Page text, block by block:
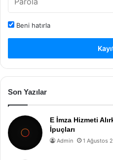
Beni hatırla
Son Yazılar
E İmza Hizmeti
İpuçları
Admin 1 Ağustos